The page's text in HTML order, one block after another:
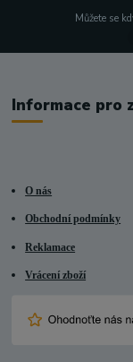
Můžete se
Informace pro
O nás
Obchodní podmínky
Reklamace
Vrácení zboží